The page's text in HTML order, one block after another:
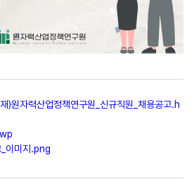
)원자력산업정책연구원_신규직원_채용공고.h
_이미지.png